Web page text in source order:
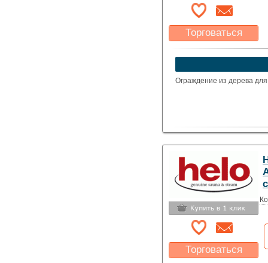
Торговаться
Какая цена Вас
устроит?
Ограждение из дерева
Торговаться